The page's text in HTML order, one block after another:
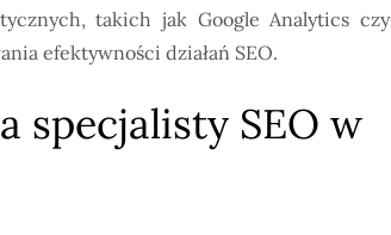
takich jak Google Analytics czy
efektywności działań SEO.
specjalisty SEO w